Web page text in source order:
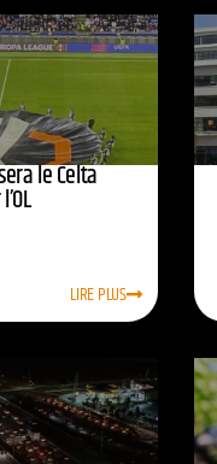
le Celta
LIRE PLUS